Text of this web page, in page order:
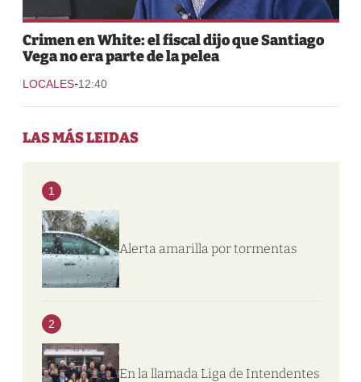
Crimen en White: el fiscal dijo que Santiago
Vega no era parte de la pelea
LOCALES-12:40
LAS MÁS LEIDAS
1
Alerta amarilla por tormentas
2
En la llamada Liga de Intendentes